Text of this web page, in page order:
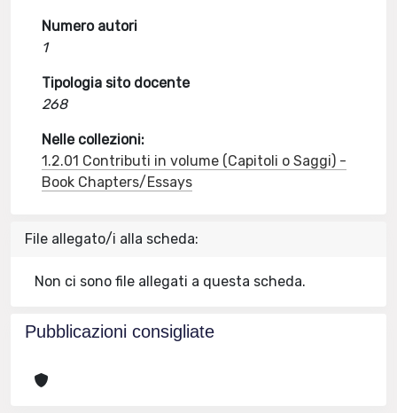
Numero autori
1
Tipologia sito docente
268
Nelle collezioni:
1.2.01 Contributi in volume (Capitoli o Saggi) -
Book Chapters/Essays
File allegato/i alla scheda:
Non ci sono file allegati a questa scheda.
Pubblicazioni consigliate